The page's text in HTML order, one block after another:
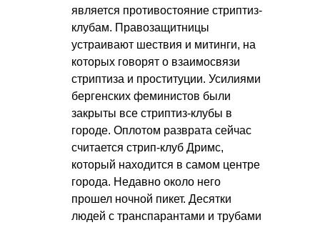
является противостояние стриптиз-
клубам. Правозащитницы
устраивают шествия и митинги, на
которых говорят о взаимосвязи
стриптиза и проституции. Усилиями
бергенских феминистов были
закрыты все стриптиз-клубы в
городе. Оплотом разврата сейчас
считается стрип-клуб Дримс,
который находится в самом центре
города. Недавно около него
прошел ночной пикет. Десятки
людей с транспарантами и трубами